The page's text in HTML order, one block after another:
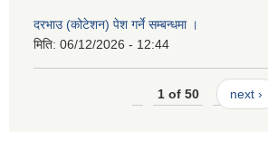
दरभाउ (कोटेशन) पेश गर्ने सम्बन्धमा ।
मिति: 06/12/2026 - 12:44
1 of 50 next ›